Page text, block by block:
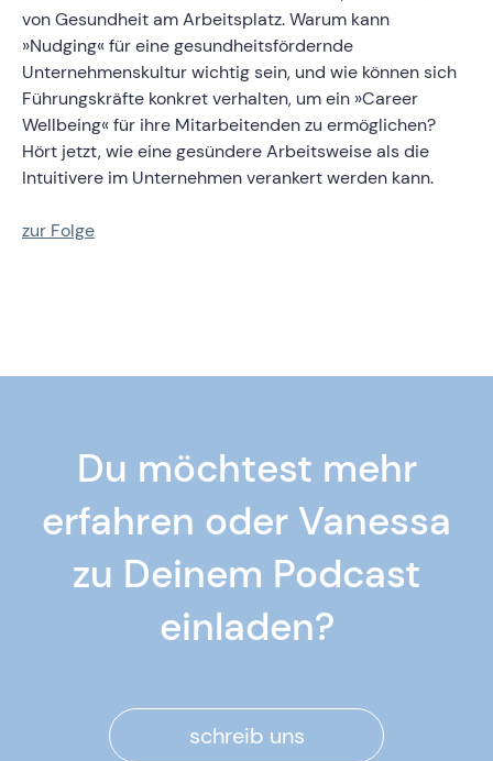
von Gesundheit am Arbeitsplatz. Warum kann
»Nudging« für eine gesundheitsfördernde
Unternehmenskultur wichtig sein, und wie können sich
Führungskräfte konkret verhalten, um ein »Career
Wellbeing« für ihre Mitarbeitenden zu ermöglichen?
Hört jetzt, wie eine gesündere Arbeitsweise als die
Intuitivere im Unternehmen verankert werden kann.
zur Folge
Du möchtest mehr
erfahren oder Vanessa
zu Deinem Podcast
einladen?
schreib uns